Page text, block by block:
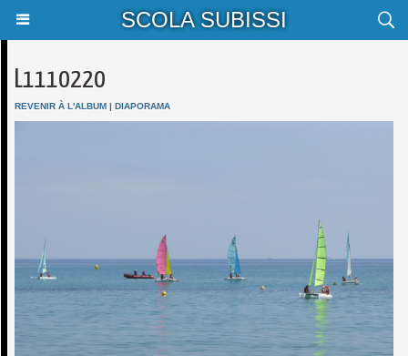
SCOLA SUBISSI
L1110220
REVENIR À L'ALBUM | DIAPORAMA